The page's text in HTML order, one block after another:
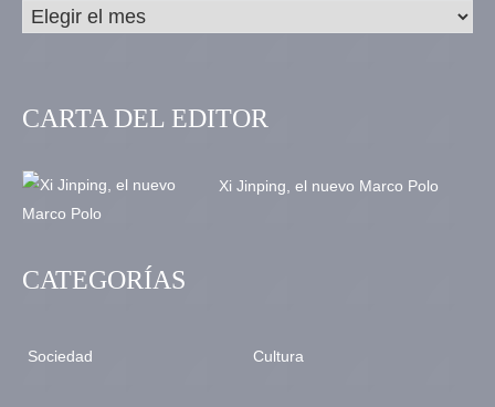
CARTA DEL EDITOR
Xi Jinping, el nuevo Marco Polo
CATEGORÍAS
Sociedad Cultura